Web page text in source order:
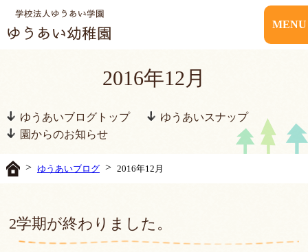
MENU
2016年12月
ゆうあいブログトップ
ゆうあいスナップ
園からのお知らせ
> ゆうあいブログ> 2016年12月
2学期が終わりました。